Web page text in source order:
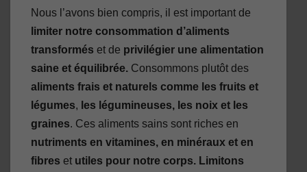
Nous l’avons bien compris, il est important de
limiter notre consommation d’aliments
transformés et de privilégier une alimentation
saine et équilibrée. Consommons plutôt des
aliments frais et naturels comme les fruits et
légumes, les légumineuses, les noix et les
graines. Ces aliments sains sont riches en
nutriments en vitamines, en minéraux et en
fibres et utiles pour notre corps. Limitons